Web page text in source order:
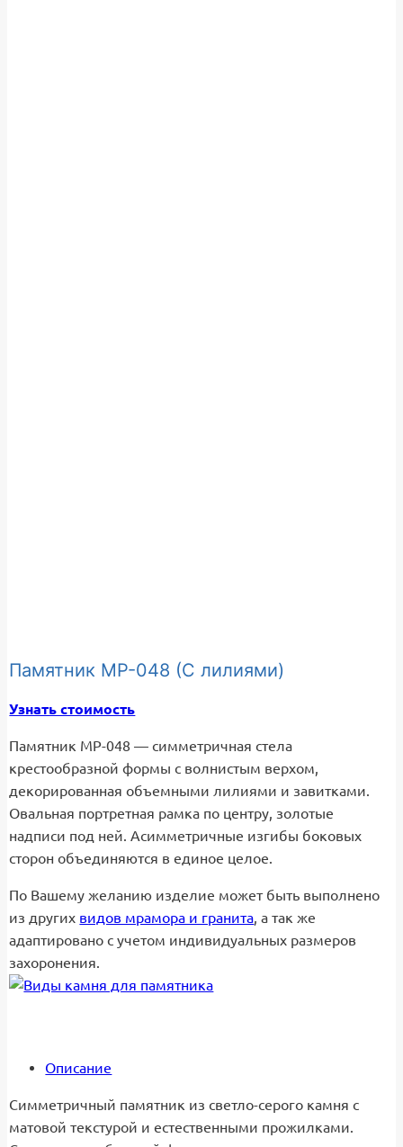
Памятник МР-048 (С лилиями)
Узнать стоимость
Памятник МР-048 — симметричная стела
крестообразной формы с волнистым верхом,
декорированная объемными лилиями и завитками.
Овальная портретная рамка по центру, золотые
надписи под ней. Асимметричные изгибы боковых
сторон объединяются в единое целое.
По Вашему желанию изделие может быть выполнено
из других видов мрамора и гранита, а так же
адаптировано с учетом индивидуальных размеров
захоронения.
Описание
Симметричный памятник из светло-серого камня с
матовой текстурой и естественными прожилками.